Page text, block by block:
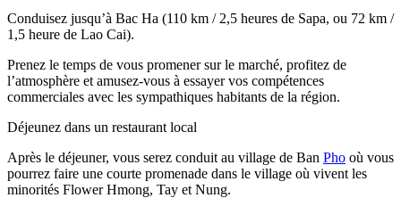
Conduisez jusqu’à Bac Ha (110 km / 2,5 heures de Sapa, ou 72 km /
1,5 heure de Lao Cai).
Prenez le temps de vous promener sur le marché, profitez de
l’atmosphère et amusez-vous à essayer vos compétences
commerciales avec les sympathiques habitants de la région.
Déjeunez dans un restaurant local
Après le déjeuner, vous serez conduit au village de Ban Pho où vous
pourrez faire une courte promenade dans le village où vivent les
minorités Flower Hmong, Tay et Nung.